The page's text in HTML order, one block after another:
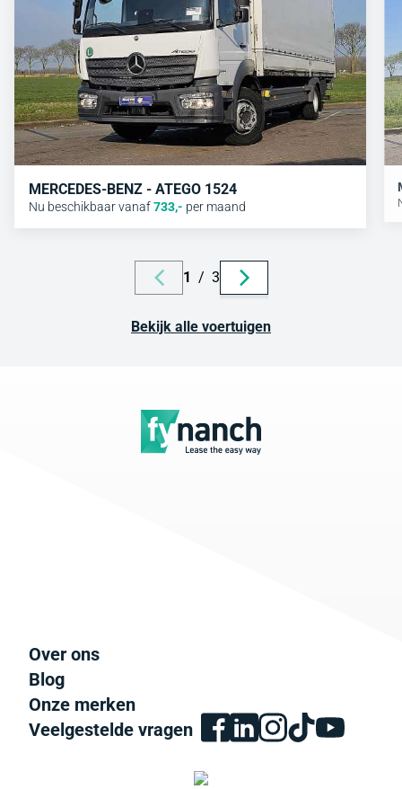
MERCEDES-BENZ - ATEGO 1524
Nu beschikbaar vanaf733,- per maand
1 / 3
Bekijk alle voertuigen
Over ons
Blog
Onze merken
Veelgestelde vragen